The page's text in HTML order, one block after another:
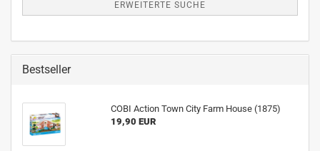
ERWEITERTE SUCHE
Bestseller
COBI Action Town City Farm House (1875)
19,90 EUR